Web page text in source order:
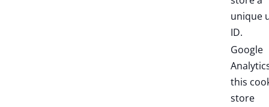
unique
ID.
Google
this
store